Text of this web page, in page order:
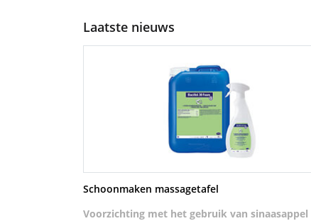
Laatste nieuws
Schoonmaken massagetafel
Voorzichting met het gebruik van sinaasappel